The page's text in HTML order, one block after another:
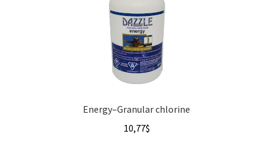
Energy–Granular chlorine
10,77$